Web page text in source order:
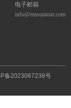
电子邮箱
info@emsuntour.com
备2023067238号